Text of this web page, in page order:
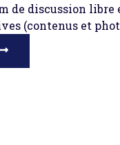
de discussion
(contenus et